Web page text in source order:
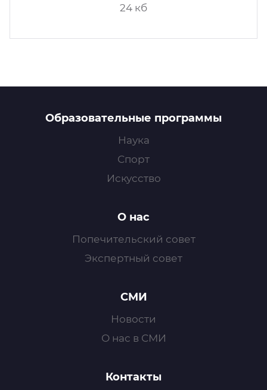
24 кб
Образовательные программы
Наука
Спорт
Искусство
О нас
Попечительский совет
Экспертный совет
СМИ
Новости
О нас в СМИ
Контакты